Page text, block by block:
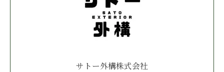
サトー外構株式会社